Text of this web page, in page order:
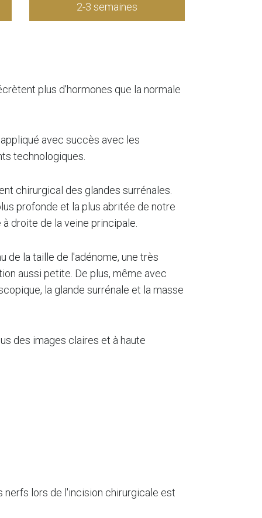
2-3 semaines
plus d'hormones que la normale
avec succès avec les
technologiques.
chirurgical des glandes surrénales.
profonde et la plus abritée de notre
droite de la veine principale.
de la taille de l'adénome, une très
aussi petite. De plus, même avec
la glande surrénale et la masse
des images claires et à haute
nerfs lors de l'incision chirurgicale est